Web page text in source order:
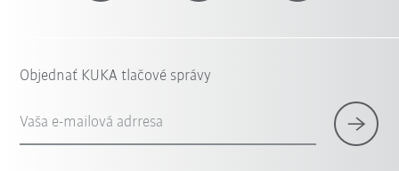
Objednať KUKA tlačové správy
Vaša e-mailová adrresa